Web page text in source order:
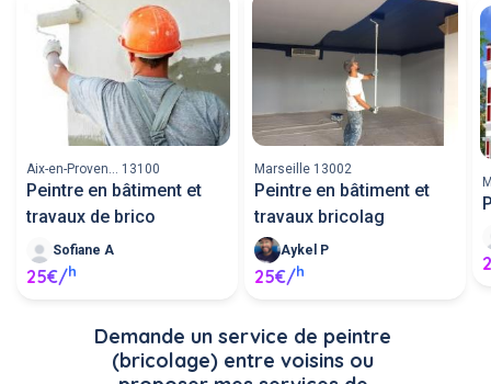
Aix-en-Proven... 13100
Peintre en bâtiment et
travaux de brico
Sofiane A
25€/h
Marseille 13002
Peintre en bâtiment et
travaux bricolag
Aykel P
25€/h
Demande un service de peintre
(bricolage) entre voisins ou